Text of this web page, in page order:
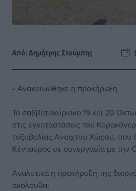
Από:Δημήτρης Στούμπης
• Ανακοινώθηκε η προκήρυξη
Το σαββατοκύριακο 19 και 20
στις εγκαταστάσεις του
τοξοβολίας Ανοιχτού Χώρου, που
Κένταυρος σε συνεργασία με την
Αναλυτικά η προκήρυξη της
ακόλουθα: